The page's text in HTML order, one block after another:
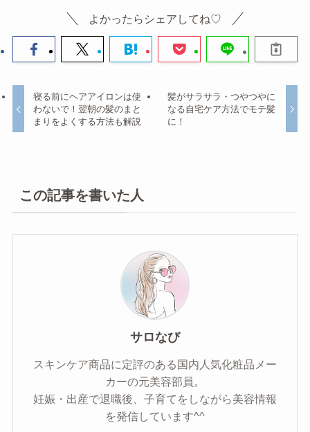
よかったらシェアしてね♡
寝る前にヘアアイロンは使
わないで！翌朝の髪のまと
まりをよくする方法も解説
髪がサラサラ・つやつやに
なる自宅ケア方法でモテ髪
に！
この記事を書いた人
サロなび
スキンケア商品に定評のある国内人気化粧品メー
カーの元美容部員。
妊娠・出産で退職後、子育てをしながら美容情報
を発信しています^^